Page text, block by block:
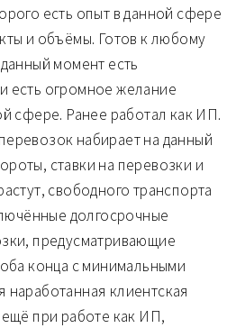
есть опыт в данной сфере
и объёмы. Готов к любому
момент есть
есть огромное желание
сфере. Ранее работал как ИП.
набирает на данный
ставки на перевозки и
свободного транспорта
долгосрочные
предусматривающие
конца с минимальными
клиентская
при работе как ИП,